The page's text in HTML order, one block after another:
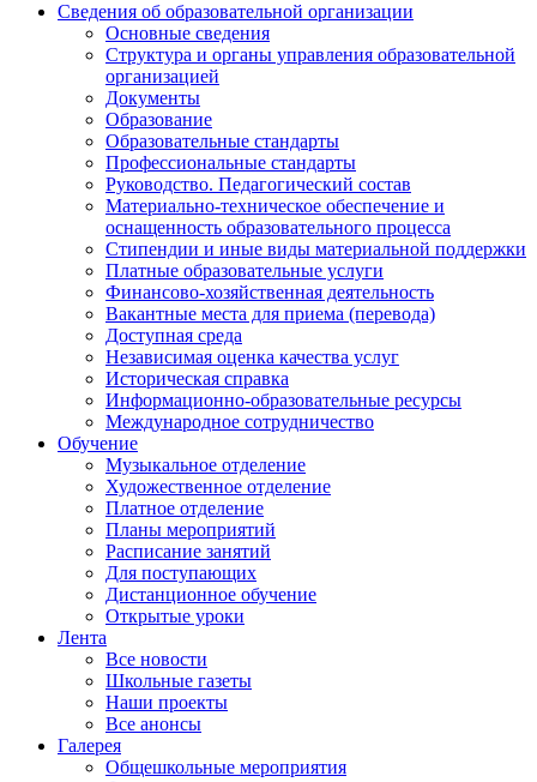
Сведения об образовательной организации
Основные сведения
Структура и органы управления образовательной
организацией
Документы
Образование
Образовательные стандарты
Профессиональные стандарты
Руководство. Педагогический состав
Материально-техническое обеспечение и
оснащенность образовательного процесса
Стипендии и иные виды материальной поддержки
Платные образовательные услуги
Финансово-хозяйственная деятельность
Вакантные места для приема (перевода)
Доступная среда
Независимая оценка качества услуг
Историческая справка
Информационно-образовательные ресурсы
Международное сотрудничество
Обучение
Музыкальное отделение
Художественное отделение
Платное отделение
Планы мероприятий
Расписание занятий
Для поступающих
Дистанционное обучение
Открытые уроки
Лента
Все новости
Школьные газеты
Наши проекты
Все анонсы
Галерея
Общешкольные мероприятия